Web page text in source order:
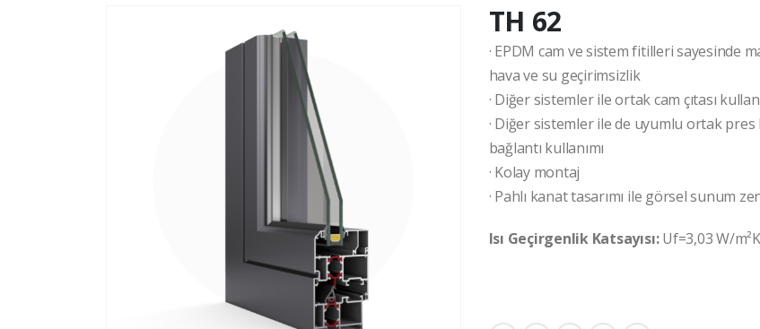
TH 62
· EPDM cam ve sistem fitilleri sayesinde
hava ve su geçirimsizlik
· Diğer sistemler ile ortak cam çıtası
· Diğer sistemler ile de uyumlu ortak pres
bağlantı kullanımı
· Kolay montaj
· Pahlı kanat tasarımı ile görsel sunum
Isı Geçirgenlik Katsayısı:Uf=3,03 W/m²K